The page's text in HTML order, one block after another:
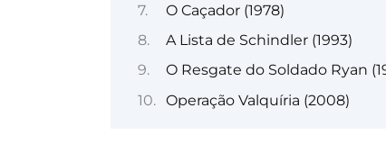
O Caçador (1978)
A Lista de Schindler (1993)
O Resgate do Soldado Ryan
Operação Valquíria (2008)